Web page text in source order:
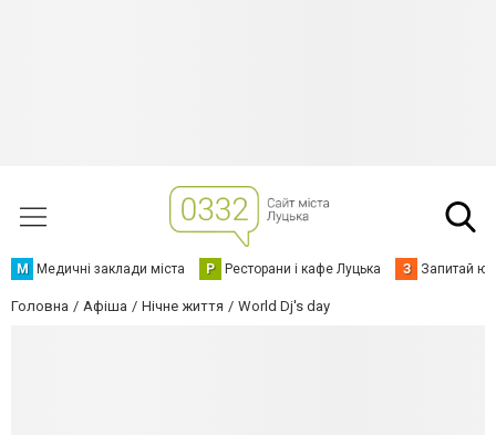
М Медичні заклади міста Р Ресторани і кафе Луцька З Запитай
Головна Афіша Нічне життя World Dj's day